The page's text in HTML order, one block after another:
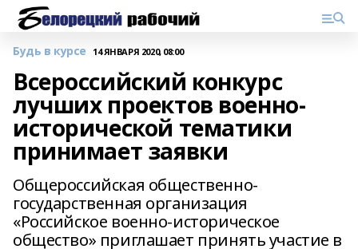
Будь в курсе 14 ЯНВАРЯ 2020, 08:00
Всероссийский конкурс
лучших проектов военно-
исторической тематики
принимает заявки
Общероссийская общественно-
государственная организация
«Российское военно-историческое
общество» приглашает принять участие в